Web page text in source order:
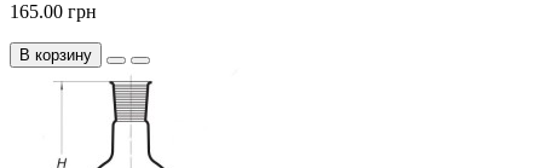
165.00 грн
В корзину